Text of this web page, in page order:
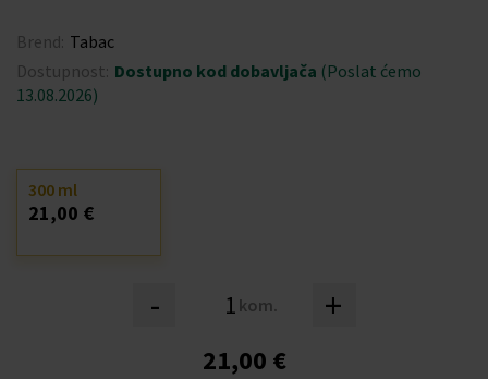
Brend: Tabac
Dostupnost: Dostupno kod dobavljača (Poslat ćemo
13.08.2026)
- kom. +
300 ml
21,00 €
21,00 €